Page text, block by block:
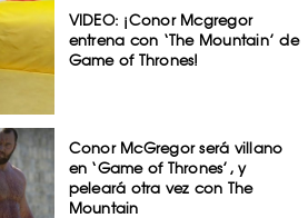
VIDEO: ¡Conor Mcgregor
entrena con ‘The Mountain’ de
Game of Thrones!
Conor McGregor será villano
en ‘Game of Thrones’, y
peleará otra vez con The
Mountain